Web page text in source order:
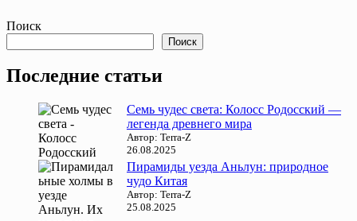
Поиск
Поиск
Последние статьи
Семь чудес света: Колосс Родосский —
легенда древнего мира
Автор: Terra-Z
26.08.2025
Пирамиды уезда Аньлун: природное
чудо Китая
Автор: Terra-Z
25.08.2025